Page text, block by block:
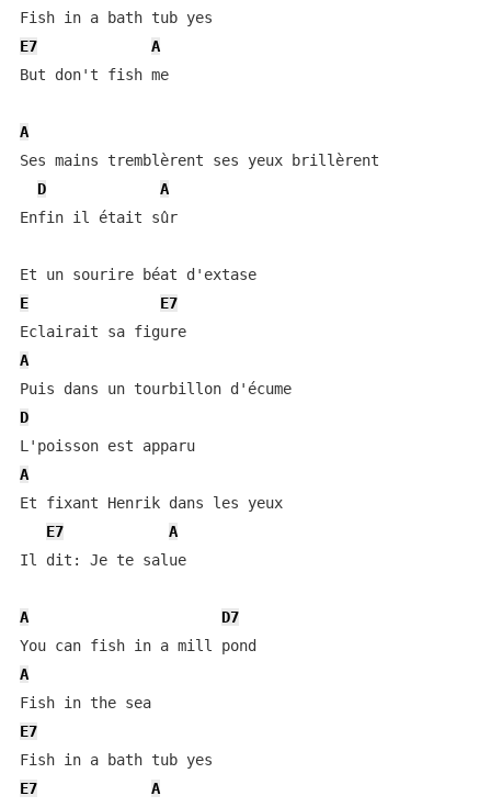
E7
A
But don't fish me
A
Ses mains tremblèrent ses yeux brillèrent
D
A
Enfin il était sûr
Et un sourire béat d'extase
E
E7
Eclairait sa figure
A
Puis dans un tourbillon d'écume
D
L'poisson est apparu
A
Et fixant Henrik dans les yeux
E7
A
Il dit: Je te salue
A
D7
A
Fish in the sea
E7
E7
A